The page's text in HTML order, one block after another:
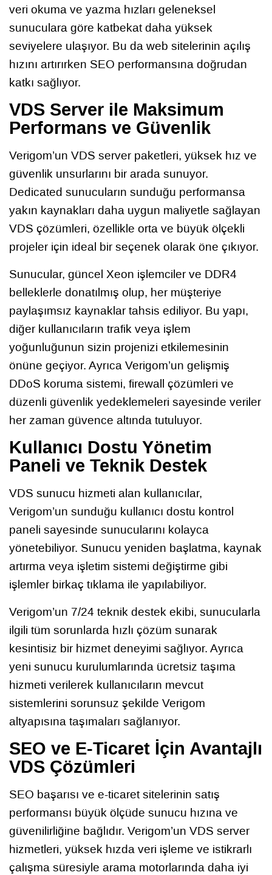
veri okuma ve yazma hızları geleneksel
sunuculara göre katbekat daha yüksek
seviyelere ulaşıyor. Bu da web sitelerinin açılış
hızını artırırken SEO performansına doğrudan
katkı sağlıyor.
VDS Server ile Maksimum
Performans ve Güvenlik
Verigom’un VDS server paketleri, yüksek hız ve
güvenlik unsurlarını bir arada sunuyor.
Dedicated sunucuların sunduğu performansa
yakın kaynakları daha uygun maliyetle sağlayan
VDS çözümleri, özellikle orta ve büyük ölçekli
projeler için ideal bir seçenek olarak öne çıkıyor.
Sunucular, güncel Xeon işlemciler ve DDR4
belleklerle donatılmış olup, her müşteriye
paylaşımsız kaynaklar tahsis ediliyor. Bu yapı,
diğer kullanıcıların trafik veya işlem
yoğunluğunun sizin projenizi etkilemesinin
önüne geçiyor. Ayrıca Verigom’un gelişmiş
DDoS koruma sistemi, firewall çözümleri ve
düzenli güvenlik yedeklemeleri sayesinde veriler
her zaman güvence altında tutuluyor.
Kullanıcı Dostu Yönetim
Paneli ve Teknik Destek
VDS sunucu hizmeti alan kullanıcılar,
Verigom’un sunduğu kullanıcı dostu kontrol
paneli sayesinde sunucularını kolayca
yönetebiliyor. Sunucu yeniden başlatma, kaynak
artırma veya işletim sistemi değiştirme gibi
işlemler birkaç tıklama ile yapılabiliyor.
Verigom’un 7/24 teknik destek ekibi, sunucularla
ilgili tüm sorunlarda hızlı çözüm sunarak
kesintisiz bir hizmet deneyimi sağlıyor. Ayrıca
yeni sunucu kurulumlarında ücretsiz taşıma
hizmeti verilerek kullanıcıların mevcut
sistemlerini sorunsuz şekilde Verigom
altyapısına taşımaları sağlanıyor.
SEO ve E-Ticaret İçin Avantajlı
VDS Çözümleri
SEO başarısı ve e-ticaret sitelerinin satış
performansı büyük ölçüde sunucu hızına ve
güvenilirliğine bağlıdır. Verigom’un VDS server
hizmetleri, yüksek hızda veri işleme ve istikrarlı
çalışma süresiyle arama motorlarında daha iyi